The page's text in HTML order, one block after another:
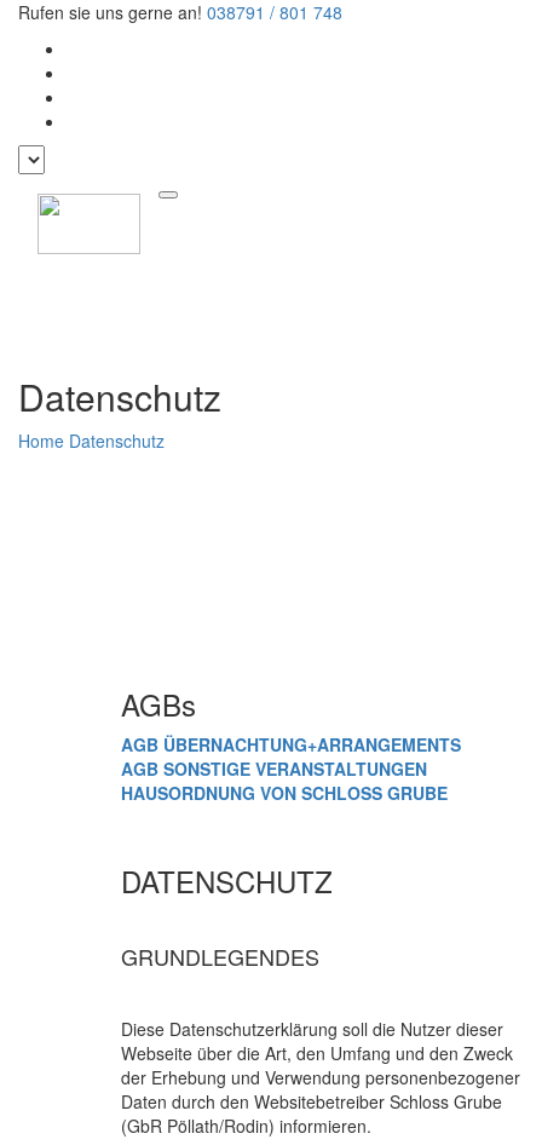
Rufen sie uns gerne an! 038791 / 801 748
Datenschutz
Home Datenschutz
AGBs
AGB ÜBERNACHTUNG+ARRANGEMENTS
AGB SONSTIGE VERANSTALTUNGEN
HAUSORDNUNG VON SCHLOSS GRUBE
DATENSCHUTZ
GRUNDLEGENDES
Diese Datenschutzerklärung soll die Nutzer dieser
Webseite über die Art, den Umfang und den Zweck
der Erhebung und Verwendung personenbezogener
Daten durch den Websitebetreiber Schloss Grube
(GbR Pöllath/Rodin) informieren.